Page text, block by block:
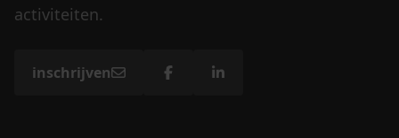
activiteiten.
inschrijven